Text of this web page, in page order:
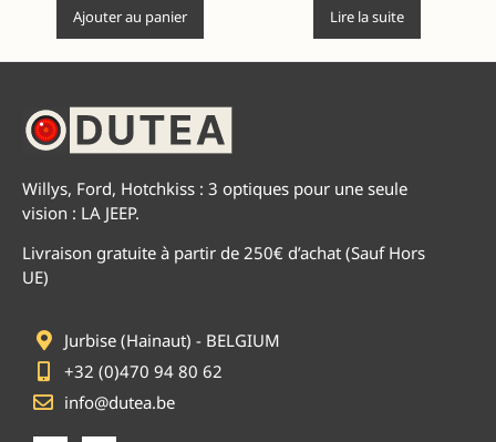
Ajouter au panier Lire la suite
Willys, Ford, Hotchkiss : 3 optiques pour une seule
vision : LA JEEP.
Livraison gratuite à partir de 250€ d’achat (Sauf Hors
UE)
Jurbise (Hainaut) - BELGIUM
+32 (0)470 94 80 62
info@dutea.be